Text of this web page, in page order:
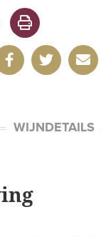
WIJNDETAILS